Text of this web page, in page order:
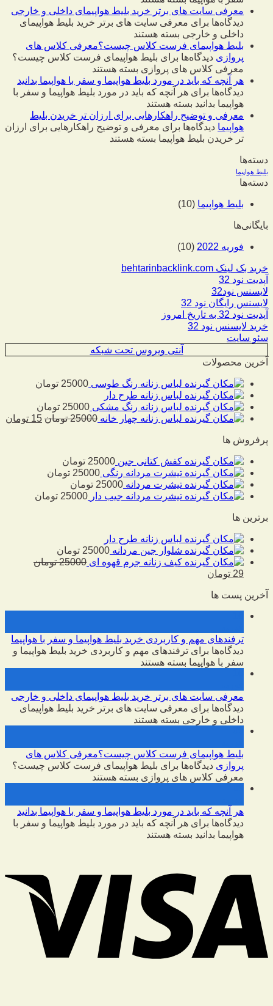
معرفی سایت های برتر خرید بلیط هواپیمای داخلی و خارجی
دیدگاه‌ها برای معرفی سایت های برتر خرید بلیط هواپیمای
داخلی و خارجی بسته هستند
بلیط هواپیمای فرست کلاس چیست؟معرفی کلاس های
پروازی دیدگاه‌ها برای بلیط هواپیمای فرست کلاس چیست؟
معرفی کلاس های پروازی بسته هستند
هر آنچه که باید در مورد بلیط هواپیما و سفر با هواپیما بدانید
دیدگاه‌ها برای هر آنچه که باید در مورد بلیط هواپیما و سفر با
هواپیما بدانید بسته هستند
معرفی و توضیح راهکارهایی برای ارزان تر خریدن بلیط
هواپیما دیدگاه‌ها برای معرفی و توضیح راهکارهایی برای ارزان
تر خریدن بلیط هواپیما بسته هستند
دسته‌ها
بلیط هواپیما
دسته‌ها
بلیط هواپیما (10)
بایگانی‌ها
فوریه 2022 (10)
خرید بک لینک behtarinbacklink.com
آپدیت نود 32
لایسنس نود32
لایسنس رایگان نود 32
آپدیت نود 32 به تاریخ امروز
خرید لایسنس نود 32
سئو سایت
آنتی ویروس تحت شبکه
آخرین محصولات
لباس زنانه رنگ طوسی 25000 تومان
لباس زنانه طرح دار
لباس زنانه رنگ مشکی 25000 تومان
لباس زنانه چهار خانه 25000 تومان 15 تومان
پرفروش ها
کفش کتانی جین 25000 تومان
تیشرت مردانه رنگی 25000 تومان
تیشرت مردانه 25000 تومان
تیشرت مردانه جیب دار 25000 تومان
برترین ها
لباس زنانه طرح دار
شلوار جین مردانه 25000 تومان
کیف زنانه جرم قهوه ای 25000 تومان
29 تومان
آخرین پست ها
ترفندهای مهم و کاربردی خرید بلیط هواپیما و سفر با هواپیما
دیدگاه‌ها برای ترفندهای مهم و کاربردی خرید بلیط هواپیما و
سفر با هواپیما بسته هستند
معرفی سایت های برتر خرید بلیط هواپیمای داخلی و خارجی
دیدگاه‌ها برای معرفی سایت های برتر خرید بلیط هواپیمای
داخلی و خارجی بسته هستند
بلیط هواپیمای فرست کلاس چیست؟معرفی کلاس های
پروازی دیدگاه‌ها برای بلیط هواپیمای فرست کلاس چیست؟
معرفی کلاس های پروازی بسته هستند
هر آنچه که باید در مورد بلیط هواپیما و سفر با هواپیما بدانید
دیدگاه‌ها برای هر آنچه که باید در مورد بلیط هواپیما و سفر با
هواپیما بدانید بسته هستند